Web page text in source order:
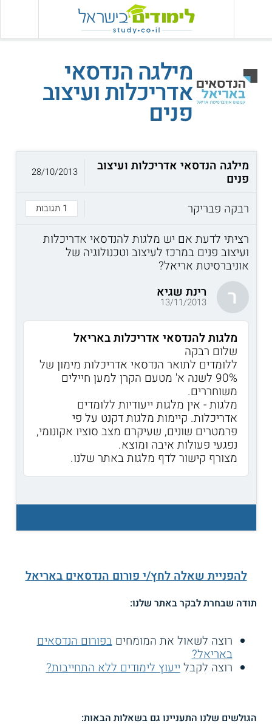
מילגה הנדסאי
אדריכלות ועיצוב
פנים
מילגה הנדסאי אדריכלות ועיצוב
פנים
רבקה פבריקר
1 תגובות
28/10/2013
רציתי לדעת אם יש מלגות להנדסאי אדריכלות
ועיצוב פנים במרכז לעיצוב וטכנולוגיה של
אוניברסיטת אריאל?
ר רינת שגיא
13/11/2013
מלגות להנדסאי אדריכלות באריאל
שלום רבקה
ללומדים לתואר הנדסאי אדריכלות מימון של
90% לשנה א' מטעם הקרן למען חיילים
משוחררים.
מלגות - אין מלגות ייעודיות ללומדים
אדריכלות. קיימות מלגות דקנט על פי
פרמטרים שונים, שעיקרם מצב סוציו אקונומי,
נפגעי פעולות איבה ומוצא.
מצורף קישור לדף מלגות באתר שלנו.
להפניית שאלה לחץ/י פורום הנדסאים באריאל
תודה שבחרת לבקר באתר שלנו:
רוצה לשאול את המומחיםבפורום הנדסאים
באריאל?
רוצה לקבלייעוץ לימודים ללא התחייבות?
הגולשים שלנו התעניינו גם בשאלות הבאות: